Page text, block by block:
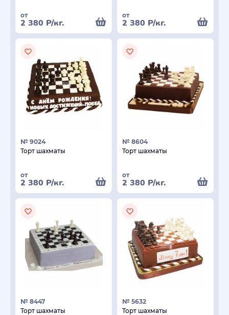
от
2 380 Р/кг.
от
2 380 Р/кг.
№ 9024
Торт шахматы
от
2 380 Р/кг.
№ 8604
Торт шахматы
от
2 380 Р/кг.
№ 8447
Торт шахматы
№ 5632
Торт шахматы